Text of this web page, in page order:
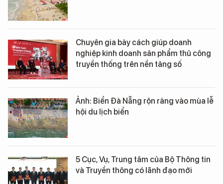
Chuyên gia bày cách giúp doanh
nghiệp kinh doanh sản phẩm thủ công
truyền thống trên nền tảng số
Ảnh: Biển Đà Nẵng rộn ràng vào mùa lễ
hội du lịch biển
5 Cục, Vụ, Trung tâm của Bộ Thông tin
và Truyền thông có lãnh đạo mới